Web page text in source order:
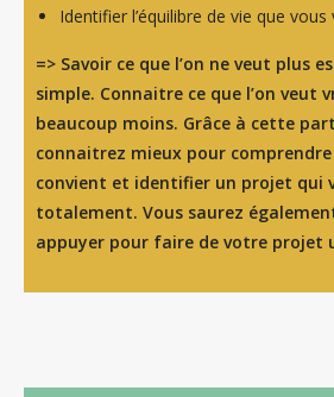
Identifier l’équilibre de vie que
=> Savoir ce que l’on ne veut plus
simple. Connaitre ce que l’on veut
beaucoup moins. Grâce à cette
connaitrez mieux pour comprendre
convient et identifier un projet qui
totalement. Vous saurez
appuyer pour faire de votre projet